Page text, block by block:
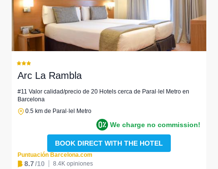
Arc La Rambla
#11 Valor calidad/precio de 20 Hotels cerca de Paral·lel Metro en
Barcelona
0.5 km de Paral·lel Metro
We charge no commission!
BOOK DIRECT WITH THE HOTEL
Puntuación Barcelona.com
8.7/10 8.4K opiniones